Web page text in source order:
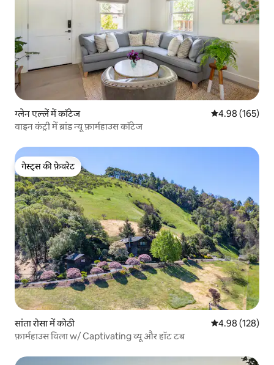
ग्लेन एल्लें में कॉटेज औसत रेटिंग 5 में से
4.98 (165)
वाइन कंट्री में ब्रांड न्यू फ़ार्महाउस कॉटेज
गेस्ट्स की फ़ेवरेट
गेस्ट्स की फ़ेवरेट
सांता रोसा में कोठी औसत रेटिंग 5 में से
4.98 (128)
फ़ार्महाउस विला w/ Captivating व्यू और हॉट टब